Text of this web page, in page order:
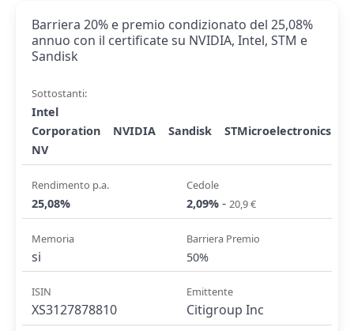
Barriera 20% e premio condizionato del 25,08%
annuo con il certificate su NVIDIA, Intel, STM e
Sandisk
Sottostanti:
Intel
Corporation
NVIDIA Sandisk
STMicroelectronics
NV
Rendimento p.a.
25,08%
Cedole
2,09% - 20,9 €
Memoria
si
Barriera Premio
50%
ISIN
XS3127878810
Emittente
Citigroup Inc